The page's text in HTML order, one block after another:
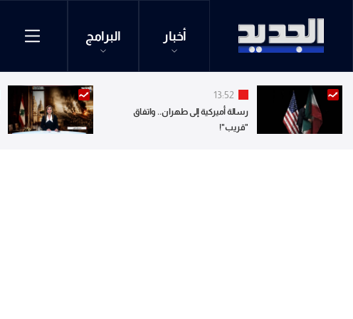
أخبار البرامج
13:52
رسالة أميركية إلى طهران.. واتفاق
"قريب"!